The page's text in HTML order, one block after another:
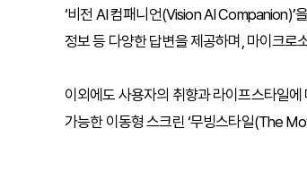
‘비전 AI 컴패니언(Vision AI Companion)’
정보 등 다양한 답변을 제공하며, 마이크로
이외에도 사용자의 취향과 라이프스타일
가능한 이동형 스크린 ‘무빙스타일(The